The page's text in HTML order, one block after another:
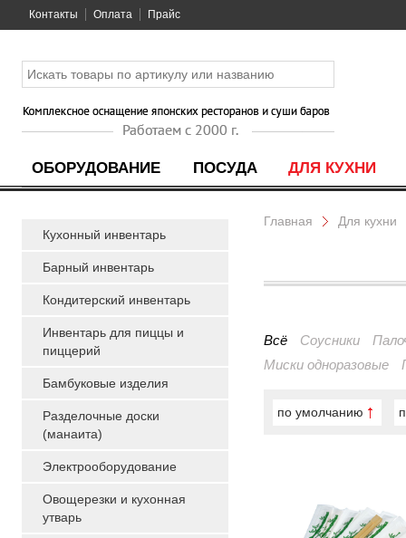
Контакты Оплата Прайс
ОБОРУДОВАНИЕ ПОСУДА ДЛЯ КУХНИ
Кухонный инвентарь
Барный инвентарь
Кондитерский инвентарь
Инвентарь для пиццы и
пиццерий
Бамбуковые изделия
Разделочные доски
(манаита)
Электрооборудование
Овощерезки и кухонная
утварь
Главная Для кухни
Всё Соусники
Миски одноразовые
по умолчанию